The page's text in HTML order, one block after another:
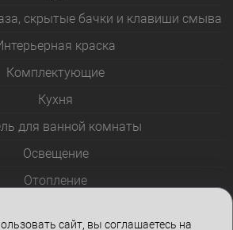
скрытые бачки и клавиши смыва
краска
Комплектующие
Кухня
для ванной комнаты
Освещение
Отопление
сайт, вы соглашаетесь на